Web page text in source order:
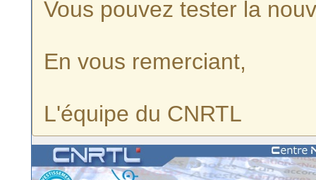
Vous pouvez tester la
En vous remerciant,
L'équipe du CNRTL